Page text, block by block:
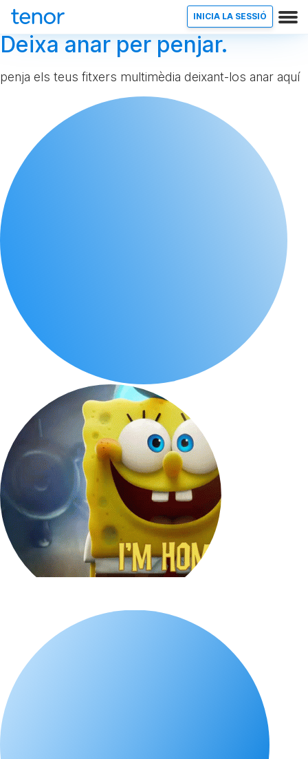
INICIA LA SESSIÓ
Deixa anar per penjar.
penja els teus fitxers multimèdia deixant-los anar aquí